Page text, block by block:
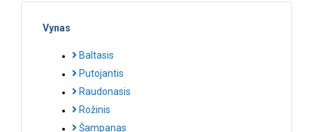
Vynas
Baltasis
Putojantis
Raudonasis
Rožinis
Šampanas